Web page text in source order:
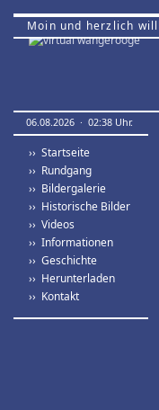
Moin und herzlich
06.08.2026 · 02:38 Uhr.
›› Startseite
›› Rundgang
›› Bildergalerie
›› Historische Bilder
›› Videos
›› Informationen
›› Geschichte
›› Herunterladen
›› Kontakt